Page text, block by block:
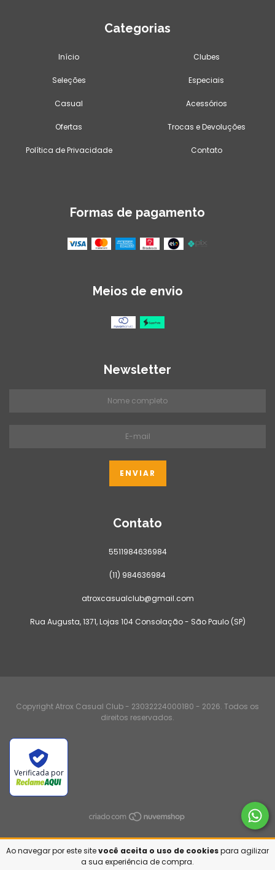
Ao navegar por este sitevocê aceita o uso de cookiespara agilizar
a sua experiência de compra.
Categorias
Início Clubes
Seleções Especiais
Casual Acessórios
Ofertas Trocas e Devoluções
Política de Privacidade Contato
Formas de pagamento
Meios de envio
Newsletter
Contato
5511984636984
(11) 984636984
atroxcasualclub@gmail.com
Rua Augusta, 1371, Lojas 104 Consolação - São Paulo (SP)
Copyright Atrox Casual Club - 23032224000180 - 2026. Todos os
direitos reservados.
Verificada por